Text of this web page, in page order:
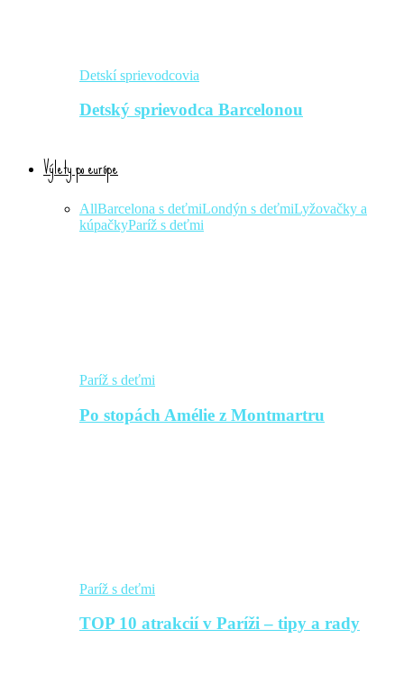
Detskí sprievodcovia
Detský sprievodca Barcelonou
Výlety po európe
AllBarcelona s deťmiLondýn s deťmiLyžovačky a
kúpačkyParíž s deťmi
Paríž s deťmi
Po stopách Amélie z Montmartru
Paríž s deťmi
TOP 10 atrakcií v Paríži – tipy a rady